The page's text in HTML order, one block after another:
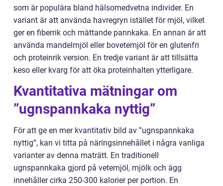
som är populära bland hälsomedvetna individer. En
variant är att använda havregryn istället för mjöl, vilket
ger en fiberrik och mättande pannkaka. En annan är att
använda mandelmjöl eller bovetemjöl för en glutenfri
och proteinrik version. En tredje variant är att tillsätta
keso eller kvarg för att öka proteinhalten ytterligare.
Kvantitativa mätningar om
”ugnspannkaka nyttig”
För att ge en mer kvantitativ bild av ”ugnspannkaka
nyttig”, kan vi titta på näringsinnehållet i några vanliga
varianter av denna maträtt. En traditionell
ugnspannkaka gjord på vetemjöl, mjölk och ägg
innehåller cirka 250-300 kalorier per portion. En